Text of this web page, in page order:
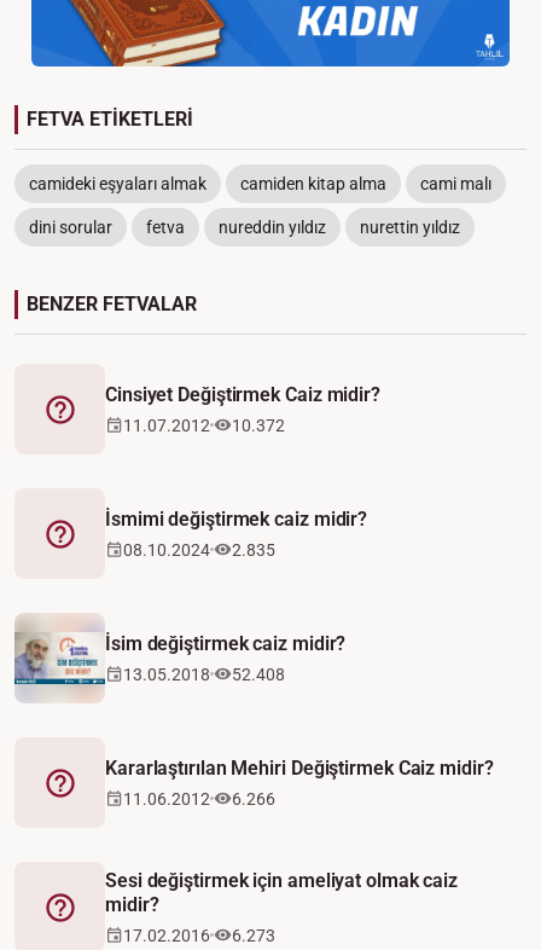
FETVA ETİKETLERİ
camideki eşyaları almak camiden kitap alma cami malı
dini sorular fetva nureddin yıldız nurettin yıldız
BENZER FETVALAR
Fetva
Cinsiyet Değiştirmek Caiz midir?
11.07.2012 10.372
Fetva
İsmimi değiştirmek caiz midir?
08.10.2024 2.835
İsim değiştirmek caiz midir?
13.05.2018 52.408
Fetva
Kararlaştırılan Mehiri Değiştirmek Caiz midir?
11.06.2012 6.266
Fetva
Sesi değiştirmek için ameliyat olmak caiz
midir?
17.02.2016 6.273